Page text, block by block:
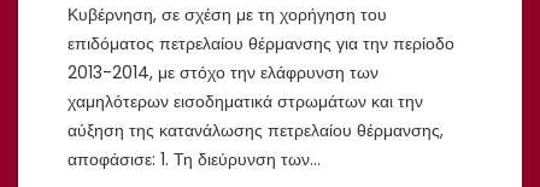
Κυβέρνηση, σε σχέση με τη χορήγηση του
επιδόματος πετρελαίου θέρμανσης για την περίοδο
2013-2014, με στόχο την ελάφρυνση των
χαμηλότερων εισοδηματικά στρωμάτων και την
αύξηση της κατανάλωσης πετρελαίου θέρμανσης,
αποφάσισε: 1. Τη διεύρυνση των…